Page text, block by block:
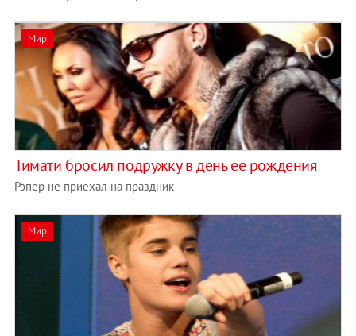
Мир
Тимати бросил подружку в день ее рождения
Рэпер не приехал на праздник
Мир